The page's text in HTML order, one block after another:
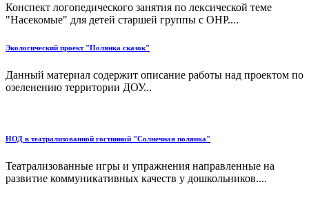
Конспект логопедического занятия по лексической теме
"Насекомые" для детей старшей группы с ОНР....
Экологический проект "Полянка сказок"
Данный материал содержит описание работы над проектом по
озеленению территории ДОУ...
НОД в театрализованной гостинной "Солнечная полянка"
Театрализованные игры и упражнения направленные на
развитие коммуникативных качеств у дошкольников....